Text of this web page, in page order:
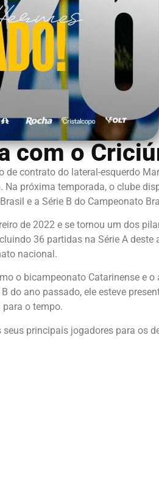
com o
de contrato do lateral-esquerdo
Na próxima temporada, o clube
e a Série B do Campeonato
de 2022 e se tornou um dos
36 partidas na Série A deste
nacional.
o bicampeonato Catarinense e o
do ano passado, ele esteve
o tempo.
principais jogadores para os